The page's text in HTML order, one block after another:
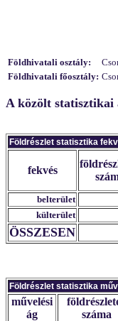
Földhivatali osztály:
Földhivatali főosztály:
A közölt statisztikai
Földrészlet statisztika
fekvés
belterület
külterület
ÖSSZESEN
Földrészlet statisztika
művelési
ág
száma